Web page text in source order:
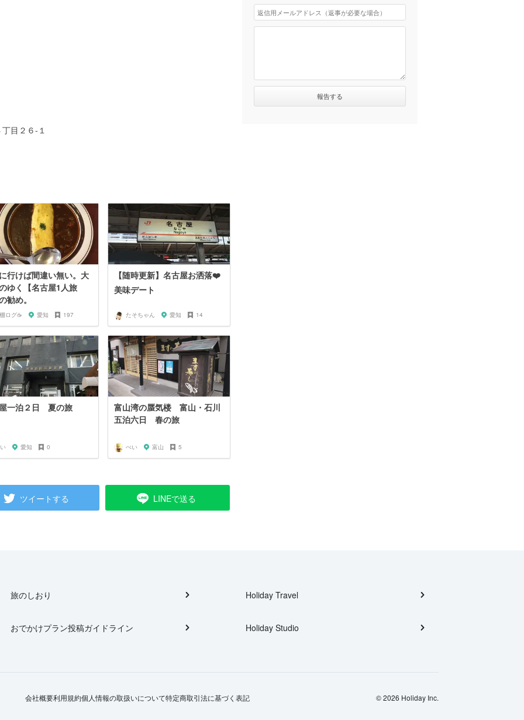
目２６-１
行けば間違い無い。大
ゆく【名古屋1人旅
勧め。
ログ☕️ 愛知 197
【随時更新】名古屋お洒落❤️
美味デート
たそちゃん 愛知 14
一泊２日 夏の旅
愛知 0
富山湾の蜃気楼 富山・石川
五泊六日 春の旅
ぺい 富山 5
ツイートする LINEで送る
旅のしおり
おでかけプラン投稿ガイドライン
Holiday Travel
Holiday Studio
会社概要利用規約個人情報の取扱いについて特定商取引法に基づく表記 © 2026 Holiday Inc.